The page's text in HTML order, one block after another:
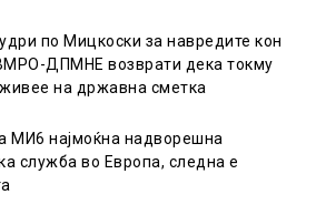
по Мицкоски за навредите кон
ДПМНЕ возврати дека токму
на државна сметка
МИ6 најмоќна надворешна
служба во Европа, следна е